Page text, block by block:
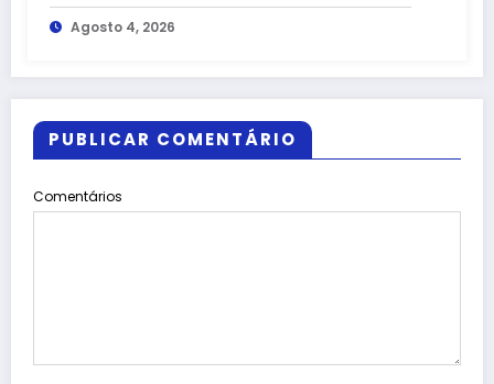
Agosto 4, 2026
PUBLICAR COMENTÁRIO
Comentários